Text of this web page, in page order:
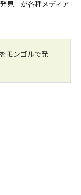
見」が各種メディア
モンゴルで発